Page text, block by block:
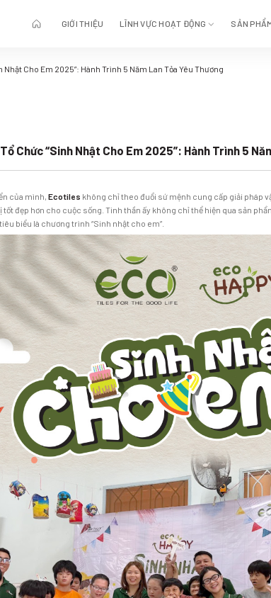
GIỚI THIỆU LĨNH VỰC HOẠT ĐỘNG SẢN
Cho Em 2025”: Hành Trình 5 Năm Lan Tỏa Yêu Thương
Chức “Sinh Nhật Cho Em 2025”: Hành Trình 5
của mình,Ecotiles không chỉ theo đuổi sứ mệnh cung cấp giải pháp
tốt đẹp hơn cho cuộc sống. Tinh thần ấy không chỉ thể hiện qua sản
biểu là chương trình “Sinh nhật cho em”.